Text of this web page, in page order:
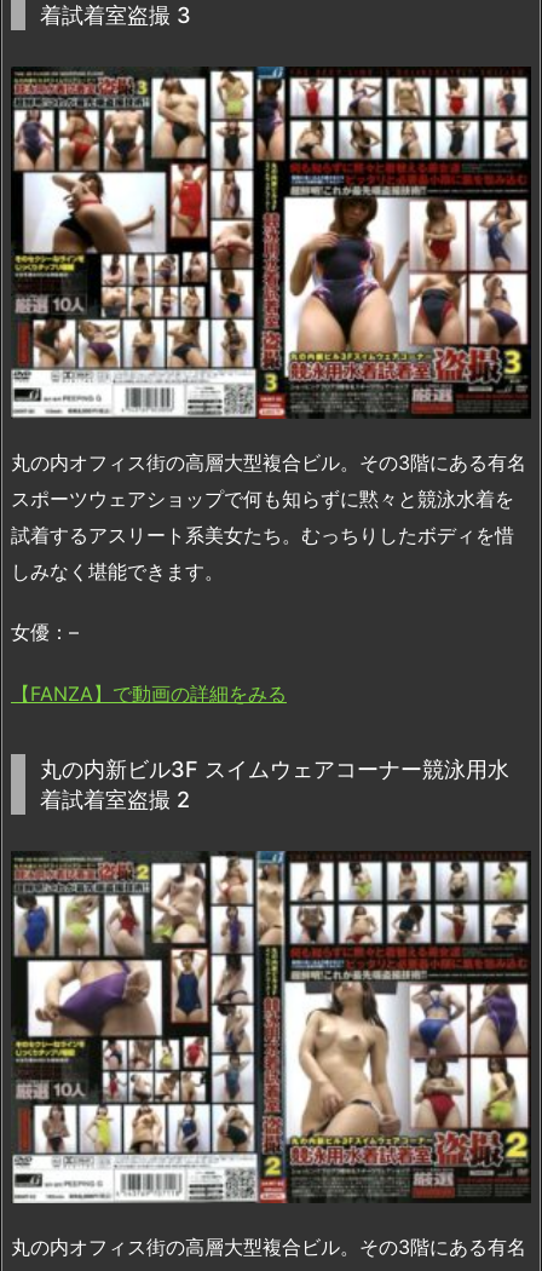
着試着室盗撮 3
丸の内オフィス街の高層大型複合ビル。その3階にある有名
スポーツウェアショップで何も知らずに黙々と競泳水着を
試着するアスリート系美女たち。むっちりしたボディを惜
しみなく堪能できます。
女優：–
【FANZA】で動画の詳細をみる
丸の内新ビル3F スイムウェアコーナー競泳用水
着試着室盗撮 2
丸の内オフィス街の高層大型複合ビル。その3階にある有名